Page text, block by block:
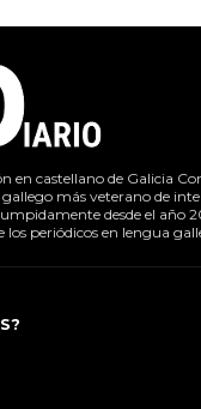
en castellano de Galicia
más veterano de
desde el año
los periódicos en lengua